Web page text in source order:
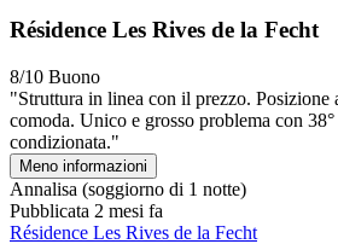
Résidence Les Rives de la Fecht
8/10 Buono
"Struttura in linea con il prezzo. Posizione
comoda. Unico e grosso problema con
condizionata."
Meno informazioni
Annalisa (soggiorno di 1 notte)
Pubblicata 2 mesi fa
Résidence Les Rives de la Fecht